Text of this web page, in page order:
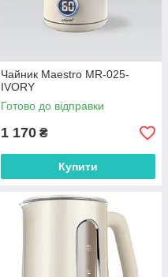
Чайник Maestro MR-025-
IVORY
Готово до відправки
1 170 ₴
Купити